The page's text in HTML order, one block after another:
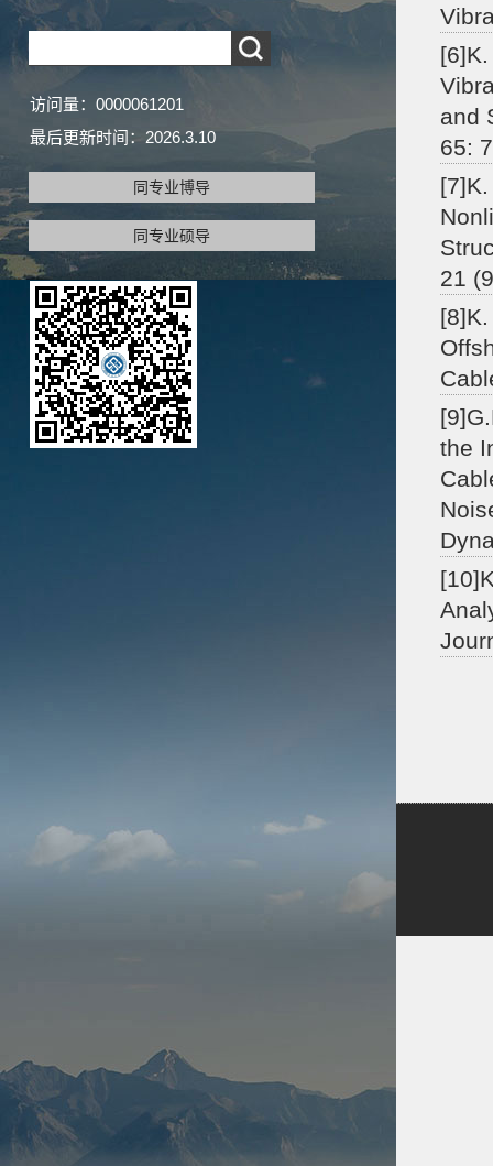
访问量： 0000061201
最后更新时间： 2026.3.10
同专业博导
同专业硕导
and
65:
21
the